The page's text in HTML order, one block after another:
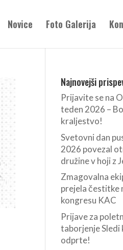
Novice Foto Galerija
Najnovejši
Prijavite se na
teden 2026 –
kraljestvo!
Svetovni dan
2026 povezal
družine v hoji z
Zmagovalna
prejela čestitke
kongresu KAC
Prijave za
taborjenje Sledi
odprte!